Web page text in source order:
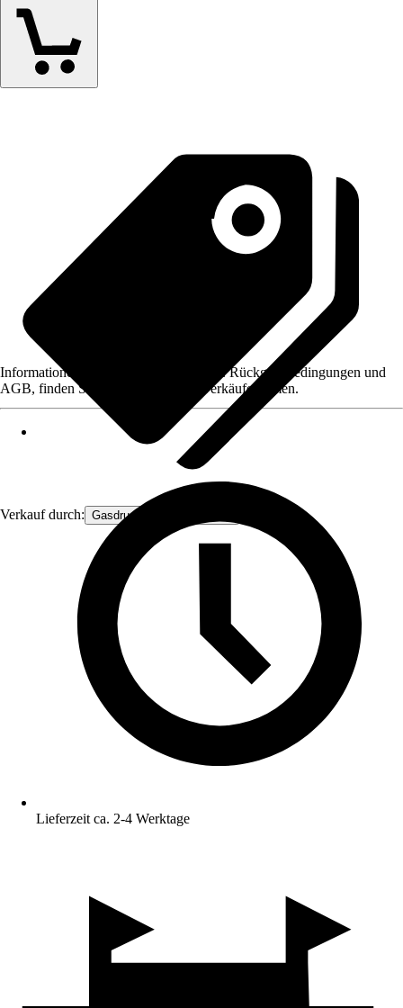
Verkauf durch: Gasdruckfeder Großhandel
Informationen des Verkäufers, wie z. B. Rückgabebedingungen und
AGB, finden Sie bei Klick auf den Verkäufernamen.
Lieferzeit ca. 2-4 Werktage